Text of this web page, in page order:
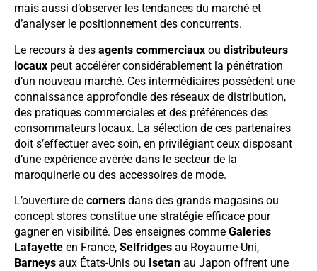
mais aussi d’observer les tendances du marché et
d’analyser le positionnement des concurrents.
Le recours à des agents commerciaux ou distributeurs
locaux peut accélérer considérablement la pénétration
d’un nouveau marché. Ces intermédiaires possèdent une
connaissance approfondie des réseaux de distribution,
des pratiques commerciales et des préférences des
consommateurs locaux. La sélection de ces partenaires
doit s’effectuer avec soin, en privilégiant ceux disposant
d’une expérience avérée dans le secteur de la
maroquinerie ou des accessoires de mode.
L’ouverture de corners dans des grands magasins ou
concept stores constitue une stratégie efficace pour
gagner en visibilité. Des enseignes comme Galeries
Lafayette en France, Selfridges au Royaume-Uni,
Barneys aux États-Unis ou Isetan au Japon offrent une